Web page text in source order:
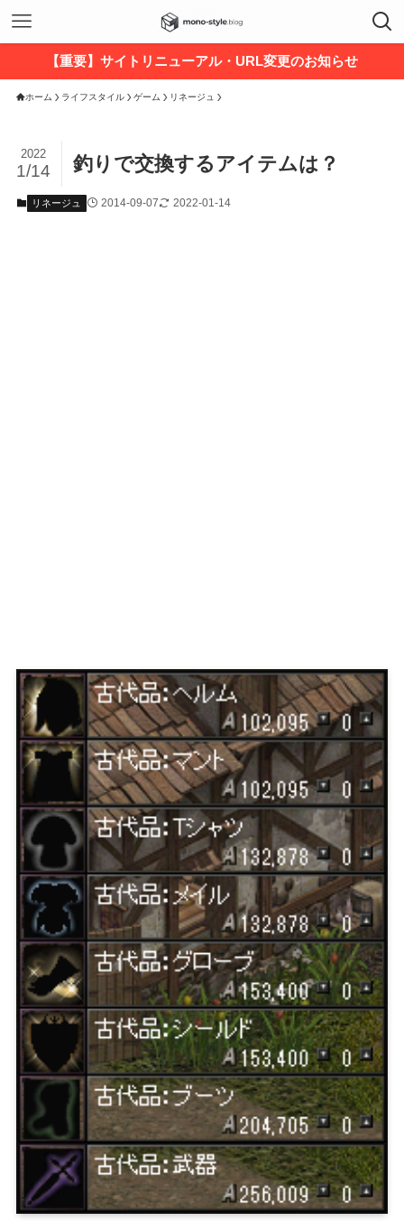
【重要】サイトリニューアル・URL変更のお知らせ
ホーム ライフスタイル ゲーム リネージュ
釣りで交換するアイテムは？
2022
1/14
リネージュ 2014-09-07 2022-01-14